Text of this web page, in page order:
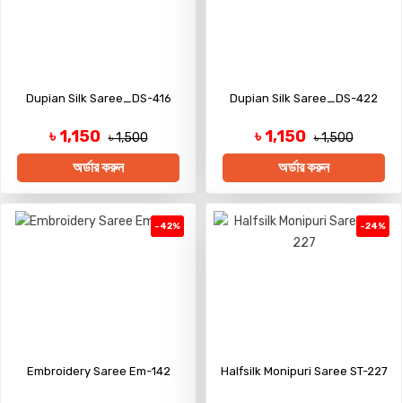
Dupian Silk Saree_DS-416
৳ 1,150 ৳ 1,500
অর্ডার করুন
Dupian Silk Saree_DS-422
৳ 1,150 ৳ 1,500
অর্ডার করুন
-42%
Embroidery Saree Em-142
-24%
Halfsilk Monipuri Saree ST-227